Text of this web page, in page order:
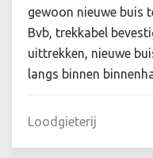
gewoon nieuwe buis
Bvb, trekkabel
uittrekken, nieuwe
langs binnen
Loodgieterij